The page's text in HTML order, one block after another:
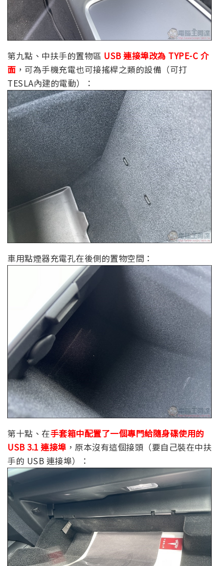
第九點、中扶手的置物區 USB 連接埠改為 TYPE-C 介
面 ，可為手機充電也可接搖桿之類的設備（可打
TESLA內建的電動）：
車用點煙器充電孔在後側的置物空間：
第十點、在手套箱中配置了一個專門給隨身碟使用的
USB 3.1 連接埠 ，原本沒有這個接頭（要自己裝在中扶
手的 USB 連接埠）：